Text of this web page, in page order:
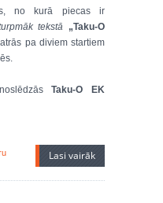
no kurā piecas ir
tekstā „Taku-O
pa diviem startiem
Taku-O EK
Lasi vairāk